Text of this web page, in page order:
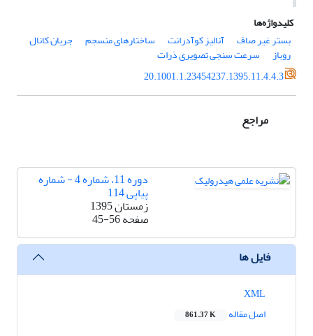
کلیدواژه‌ها
بستر غیر صاف
آنالیز کوآدرانت ساختارهای منسجم جریان کانال
روباز
سرعت سنجی تصویری ذرات
20.1001.1.23454237.1395.11.4.4.3
مراجع
دوره 11، شماره 4 - شماره
پیاپی 114
زمستان 1395
صفحه45-56
فایل ها
اصل مقاله
861.37 K